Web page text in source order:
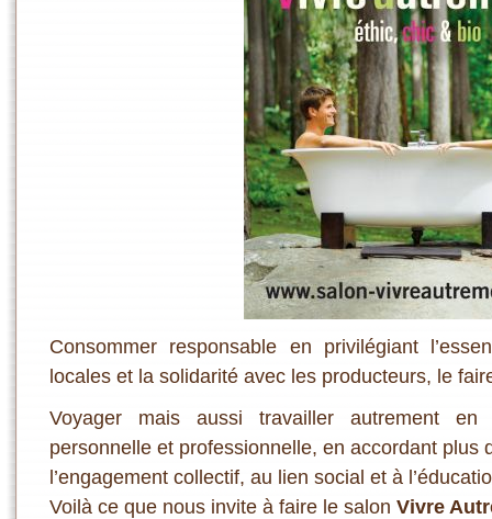
Consommer responsable en privilégiant
locales et la solidarité avec les producteurs, le
Voyager mais aussi travailler autrement en
personnelle et professionnelle, en accordant plus
l’engagement collectif, au lien social et à
Voilà ce que nous invite à faire le salon Vivre